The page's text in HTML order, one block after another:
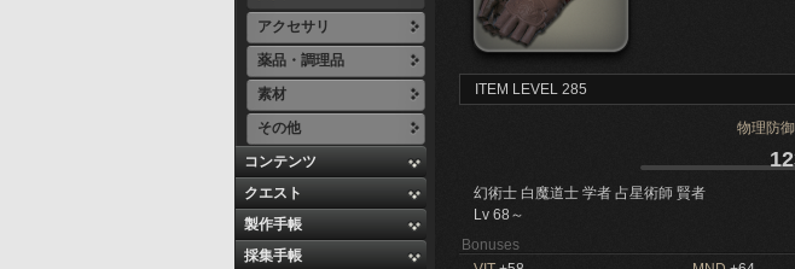
アクセサリ
薬品・調理品
素材
その他
コンテンツ
クエスト
製作手帳
採集手帳
ITEM LEVEL 285
物理防
幻術士 白魔道士 学者 占星術師 賢者
Lv 68～
Bonuses